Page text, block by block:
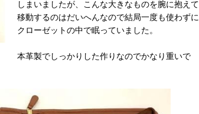
しまいましたが、こんな大きなものを腕に抱えて
移動するのはだいへんなので結局一度も使わずに
クローゼットの中で眠っていました。
本革製でしっかりした作りなのでかなり重いで